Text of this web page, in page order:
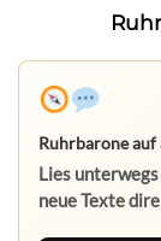
Ruhrbarone auf
Lies
neue Texte